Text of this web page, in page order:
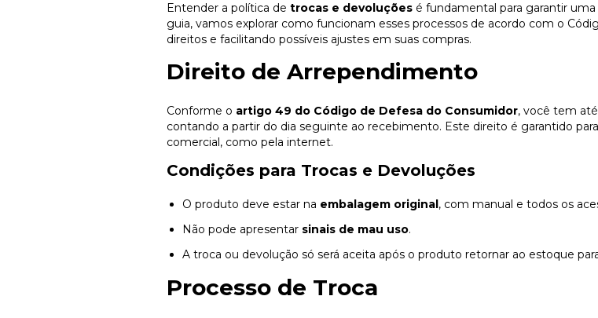
Entender a política de trocas e devoluções é fundamental para garantir
guia, vamos explorar como funcionam esses processos de acordo com o
direitos e facilitando possíveis ajustes em suas compras.
Direito de Arrependimento
Conforme o artigo 49 do Código de Defesa do Consumidor, você tem
contando a partir do dia seguinte ao recebimento. Este direito é garantido
comercial, como pela internet.
Condições para Trocas e Devoluções
O produto deve estar na embalagem original , com manual e todos os
Não pode apresentar sinais de mau uso.
A troca ou devolução só será aceita após o produto retornar ao estoque
Processo de Troca